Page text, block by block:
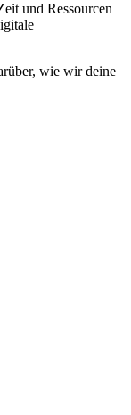
und Ressourcen
wie wir deine